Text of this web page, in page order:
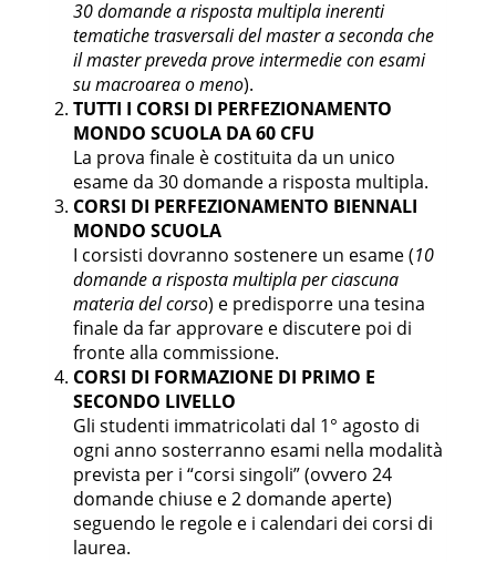
30 domande a risposta multipla inerenti
tematiche trasversali del master a seconda che
il master preveda prove intermedie con esami
su macroarea o meno).
TUTTI I CORSI DI PERFEZIONAMENTO
MONDO SCUOLA DA 60 CFU
La prova finale è costituita da un unico
esame da 30 domande a risposta multipla.
CORSI DI PERFEZIONAMENTO BIENNALI
MONDO SCUOLA
I corsisti dovranno sostenere un esame (10
domande a risposta multipla per ciascuna
materia del corso) e predisporre una tesina
finale da far approvare e discutere poi di
fronte alla commissione.
CORSI DI FORMAZIONE DI PRIMO E
SECONDO LIVELLO
Gli studenti immatricolati dal 1° agosto di
ogni anno sosterranno esami nella modalità
prevista per i “corsi singoli” (ovvero 24
domande chiuse e 2 domande aperte)
seguendo le regole e i calendari dei corsi di
laurea.